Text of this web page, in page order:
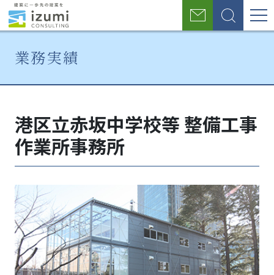
グ
ロ
ー
バ
ナ
ビ
ゲ
ー
シ
ョ
ン
お
問
検
索
業務実績
実
績
立
赤
坂
中
校
等
整
備
工
事
港区立赤坂中学校等 整備工事
作業所事務所